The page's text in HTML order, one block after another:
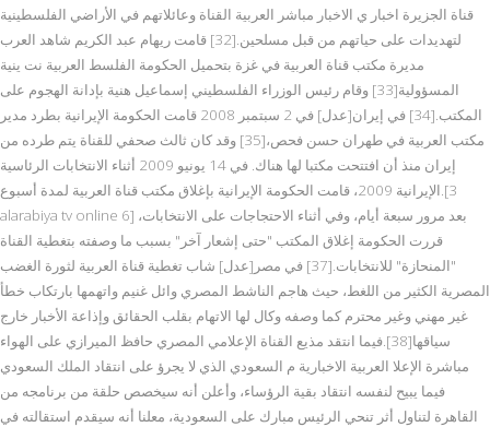
قناة الجزيرة اخبار ي الاخبار مباشر العربية القناة وعائلاتهم في الأراضي الفلسطينية
لتهديدات على حياتهم من قبل مسلحين.[32] قامت ريهام عبد الكريم شاهد العرب
مديرة مكتب قناة العربية في غزة بتحميل الحكومة الفلسط العربية نت ينية
المسؤولية[33] وقام رئيس الوزراء الفلسطيني إسماعيل هنية بإدانة الهجوم على
المكتب.[34] في إيران[عدل] في 2 سبتمبر 2008 قامت الحكومة الإيرانية بطرد مدير
مكتب العربية في طهران حسن فحص،[35] وقد كان ثالث صحفي للقناة يتم طرده من
إيران منذ أن افتتحت مكتبا لها هناك. في 14 يونيو 2009 أثناء الانتخابات الرئاسية
الإيرانية 2009، قامت الحكومة الإيرانية بإغلاق مكتب قناة العربية لمدة أسبوع.[3
alarabiya tv online 6] بعد مرور سبعة أيام، وفي أثناء الاحتجاجات على الانتخابات،
قررت الحكومة إغلاق المكتب "حتى إشعار آخر" بسبب ما وصفته بتغطية القناة
"المنحازة" للانتخابات.[37] في مصر[عدل] شاب تغطية قناة العربية لثورة الغضب
المصرية الكثير من اللغط، حيث هاجم الناشط المصري وائل غنيم واتهمها بارتكاب خطأ
غير مهني وغير محترم كما وصفه وكال لها الاتهام بقلب الحقائق وإذاعة الأخبار خارج
سياقها[38].فيما انتقد مذيع القناة الإعلامي المصري حافظ الميرازي على الهواء
مباشرة الإعلا العربية الاخبارية م السعودي الذي لا يجرؤ على انتقاد الملك السعودي
فيما يبيح لنفسه انتقاد بقية الرؤساء، وأعلن أنه سيخصص حلقة من برنامجه من
القاهرة لتناول أثر تنحي الرئيس مبارك على السعودية، معلنا أنه سيقدم استقالته في